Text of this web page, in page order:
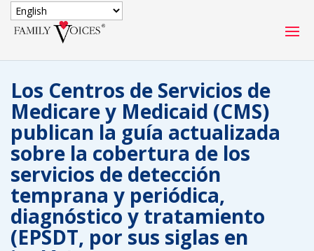
Los Centros de Servicios de
Medicare y Medicaid (CMS)
publican la guía actualizada
sobre la cobertura de los
servicios de detección
temprana y periódica,
diagnóstico y tratamiento
(EPSDT, por sus siglas en
SECURE DONATION
Type
of
donation
ONE-TIME
DONATION
MONTHLY
DONATION
Quick
Donation
$1000 $500
$100 $50 $25